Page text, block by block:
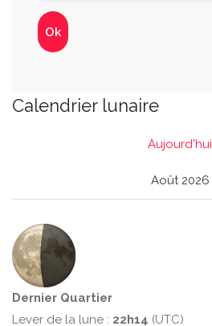
Calendrier lunaire
Aujourd'hui
Août 2026
Dernier Quartier
Lever de la lune : 22h14 (UTC)